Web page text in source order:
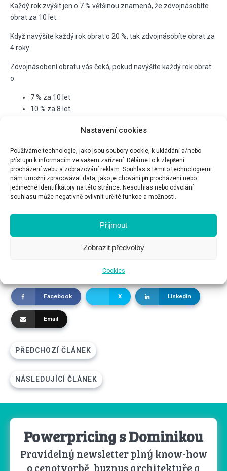
Nastavení cookies
Používáme technologie, jako jsou soubory cookie, k ukládání a/nebo
přístupu k informacím ve vašem zařízení. Děláme to k zlepšení
procházení webu a zobrazování reklam. Souhlas s těmito technologiemi
nám umožní zpracovávat data, jako je chování při procházení nebo
jedinečné identifikátory na této stránce. Nesouhlas nebo odvolání
souhlasu může negativně ovlivnit určité funkce a možnosti.
Přijmout
Zobrazit předvolby
Cookies
Každý rok zvýšit jen o 7 % většinou znamená, že zdvojnásobíte
obrat za 10 let.
Když navýšíte každý rok obrat o 20 %, tak zdvojnásobíte obrat za
4 roky.
Zdvojnásobení obratu vás čeká, pokud navýšíte každý rok obrat
o:
7 % za 10 let
10 % za 8 let
50 % navýšení za 2 roky
Do svého přemýšlení, jestli zdražit nebo ne, můžete přidat i to,
kam chcete vyrůst. Stačí jeden rok nezdražit (nebo alespoň
nedorovnat inflaci) a vlastně přicházíte o dost peněz.
P.S.: Váháte v otázce zdražení? Pojďme sepodívat na vaše ceny
X
Facebook
Email
Linkedin
PŘEDCHOZÍ ČLÁNEK
NÁSLEDUJÍCÍ ČLÁNEK
Powerpricing s Dominikou
Pravidelný newsletter plný know-how
o cenotvorbě, byznys architektuře a